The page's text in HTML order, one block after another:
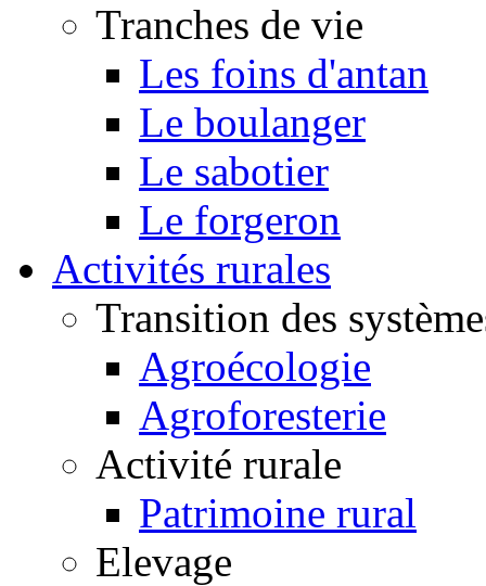
Tranches de vie
Les foins d'antan
Le boulanger
Le sabotier
Le forgeron
Activités rurales
Transition des
Agroécologie
Agroforesterie
Activité rurale
Patrimoine rural
Elevage